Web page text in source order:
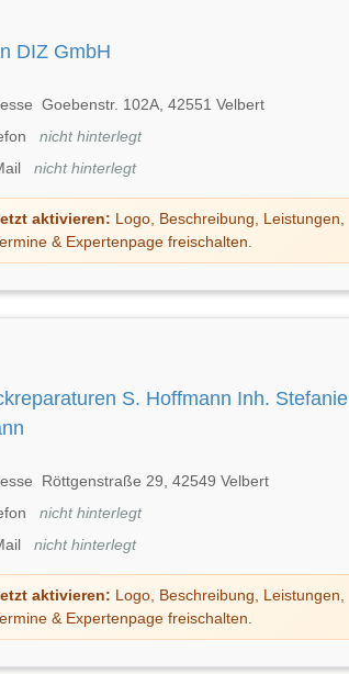
DIZ GmbH
Goebenstr. 102A, 42551 Velbert
nicht hinterlegt
nicht hinterlegt
aktivieren: Logo, Beschreibung, Leistungen,
& Expertenpage freischalten.
S. Hoffmann Inh. Stefanie
Röttgenstraße 29, 42549 Velbert
nicht hinterlegt
nicht hinterlegt
aktivieren: Logo, Beschreibung, Leistungen,
& Expertenpage freischalten.